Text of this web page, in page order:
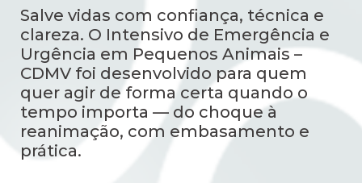
Salve vidas com confiança, técnica e
clareza. O Intensivo de Emergência e
Urgência em Pequenos Animais –
CDMV foi desenvolvido para quem
quer agir de forma certa quando o
tempo importa — do choque à
reanimação, com embasamento e
prática.